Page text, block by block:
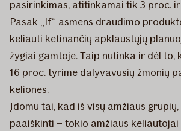
pasirinkimas, atitinkamai tik 3 proc.
Pasak „If“ asmens draudimo
keliauti ketinančių apklaustųjų
žygiai gamtoje. Taip nutinka ir dėl to,
16 proc. tyrime dalyvavusių žmonių
keliones.
Įdomu tai, kad iš visų amžiaus
paaiškinti – tokio amžiaus keliautojai